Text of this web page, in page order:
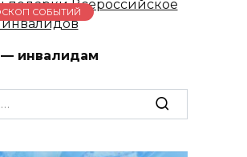
СОБЫТИЙ
инвалидам